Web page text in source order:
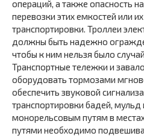
операций, а также опасность
перевозки этих емкостей или
транспортировки. Троллеи
должны быть надежно
чтобы к ним нельзя было
Транспортные тележки и
оборудовать тормозами
обеспечить звуковой
транспортировки бадей,
монорельсовым путям в
путями необходимо